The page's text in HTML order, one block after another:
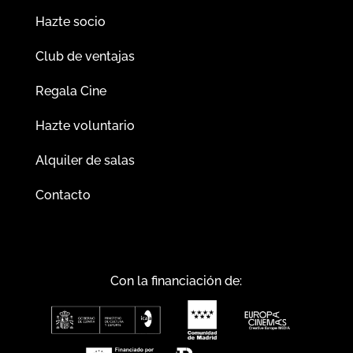
Hazte socio
Club de ventajas
Regala Cine
Hazte voluntario
Alquiler de salas
Contacto
Con la financiación de: